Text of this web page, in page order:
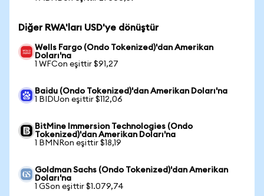
Diğer RWA'ları USD'ye dönüştür
Wells Fargo (Ondo Tokenized)'dan Amerikan
Doları'na
1 WFCon eşittir $91,27
Baidu (Ondo Tokenized)'dan Amerikan Doları'na
1 BIDUon eşittir $112,06
BitMine Immersion Technologies (Ondo
Tokenized)'dan Amerikan Doları'na
1 BMNRon eşittir $18,19
Goldman Sachs (Ondo Tokenized)'dan Amerikan
Doları'na
1 GSon eşittir $1.079,74